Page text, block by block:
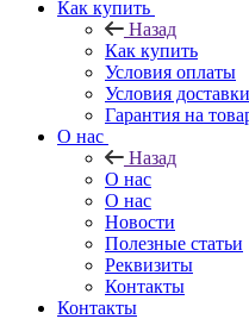
Как купить
Назад
Как купить
Условия оплаты
Условия доставки
Гарантия на
О нас
Назад
О нас
О нас
Новости
Полезные статьи
Реквизиты
Контакты
Контакты